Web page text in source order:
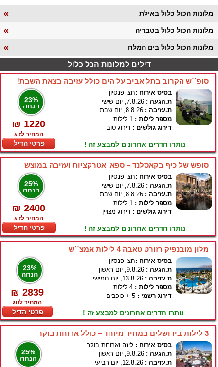
« מלונות הכול כלול באילת
« מלונות הכול כלול בטבריה
« מלונות הכול כלול בים המלח
דילים למלונות הכל כלול
סופ``ש הקרוב בתל אביב על הים כולל עזיבה בצאת השבת!
23%
הנחה
₪ 1220
המחיר לזוג
פרטי הדיל
בסיס אירוח :חצי פנסיון
ת.הגעה :
ת.עזיבה :
מספר לילות :
דירוג גולשים : דירוג טוב
נותרו חדרים אחרונים למבצע זה !
סופש של כיף בקאסלנד – ספא, אטרקציות ועזיבה במוצש
25%
הנחה
₪ 2400
המחיר לזוג
פרטי הדיל
בסיס אירוח :חצי פנסיון
ת.הגעה :
ת.עזיבה :
מספר לילות :
דירוג גולשים : דירוג מצויין
נותרו חדרים אחרונים למבצע זה !
מלון מובנפיק רזורט טאבה 4 לילות אמצ``ש
23%
הנחה
₪ 2839
המחיר לזוג
פרטי הדיל
בסיס אירוח :חצי פנסיון
ת.הגעה :
ת.עזיבה :
מספר לילות :
דירוג רשמי :
נותרו חדרים אחרונים למבצע זה !
3 לילות בירושלים במחיר מיוחד – כולל ארוחת בוקר
25%
הנחה
בסיס אירוח : לינה וארוחת בוקר
ת.הגעה :
ת.עזיבה :